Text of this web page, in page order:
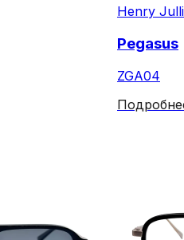
Henry
Pegasus
ZGA04